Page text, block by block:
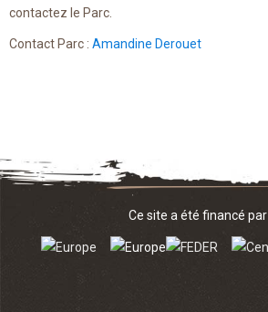
contactez le Parc.
Contact Parc : Amandine Derouet
Ce site a été financé par